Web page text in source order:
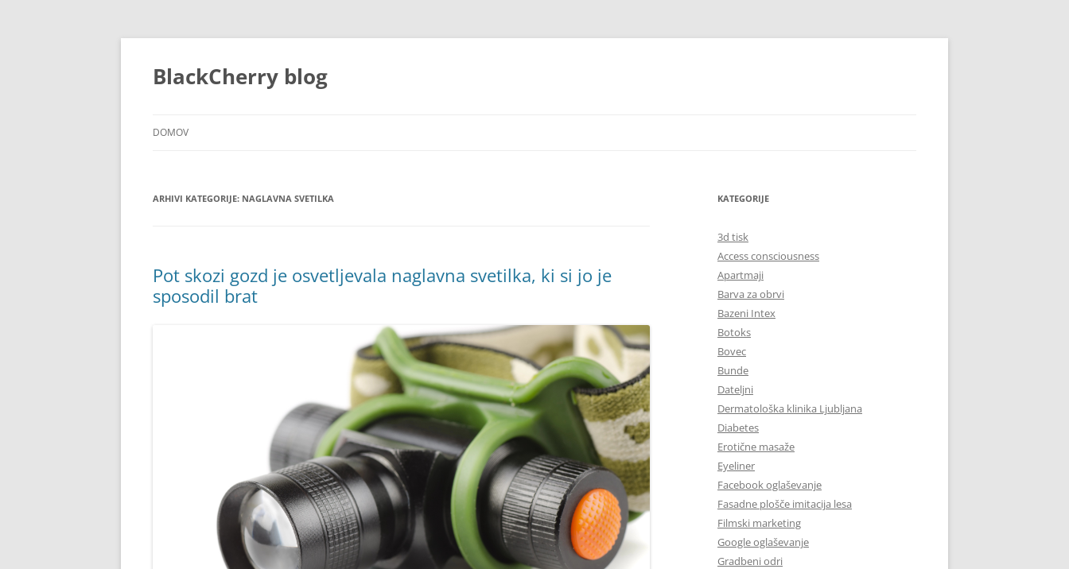
Preskoči
vsebino
BlackCherry blog
DOMOV
ARHIVI KATEGORIJE: NAGLAVNA SVETILKA
Pot skozi gozd je osvetljevala naglavna svetilka, ki si jo je
sposodil brat
KATEGORIJE
3d tisk
Access consciousness
Apartmaji
Barva za obrvi
Bazeni Intex
Botoks
Bovec
Bunde
Dateljni
Dermatološka klinika Ljubljana
Diabetes
Erotične masaže
Eyeliner
Facebook oglaševanje
Fasadne plošče imitacija lesa
Filmski marketing
Google oglaševanje
Gradbeni odri